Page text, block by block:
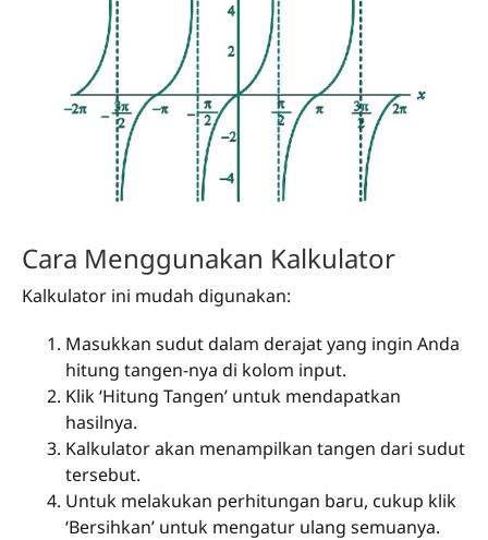
Cara Menggunakan Kalkulator
Kalkulator ini mudah digunakan:
Masukkan sudut dalam derajat yang ingin Anda
hitung tangen-nya di kolom input.
Klik ‘Hitung Tangen’ untuk mendapatkan
hasilnya.
Kalkulator akan menampilkan tangen dari sudut
tersebut.
Untuk melakukan perhitungan baru, cukup klik
‘Bersihkan’ untuk mengatur ulang semuanya.